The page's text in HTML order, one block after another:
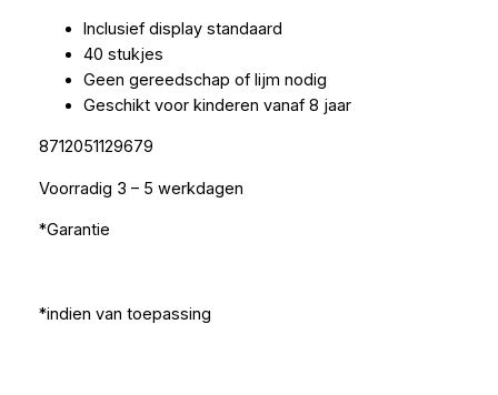
Inclusief display standaard
40 stukjes
Geen gereedschap of lijm nodig
Geschikt voor kinderen vanaf 8 jaar
8712051129679
Voorradig 3 – 5 werkdagen
*Garantie
*indien van toepassing